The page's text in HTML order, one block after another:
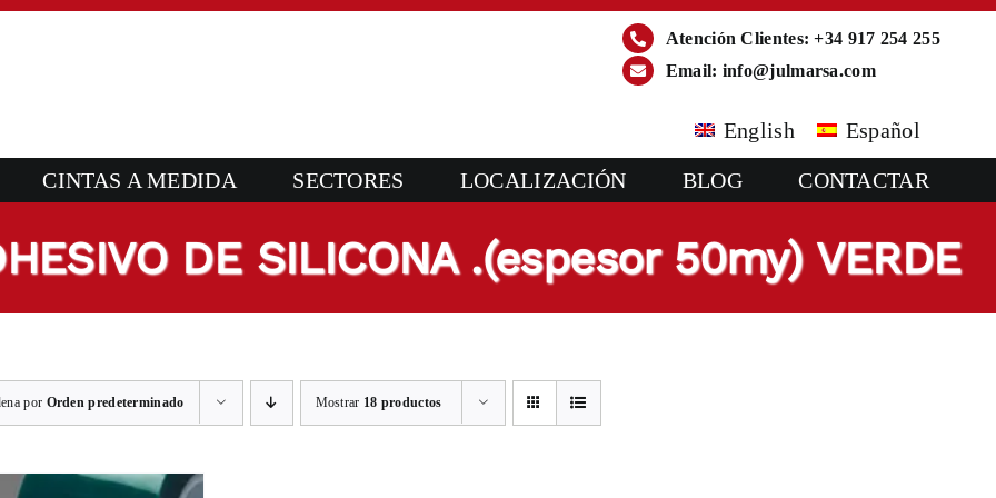
Atención Clientes: +34 917 254 255
Email: info@julmarsa.com
English Español
CINTAS A MEDIDA SECTORES LOCALIZACIÓN BLOG CONTACTAR
DE SILICONA .(espesor 50my) VERDE
por Orden predeterminado Mostrar 18 productos